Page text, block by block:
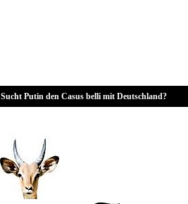
Sucht Putin den Casus belli mit Deutschland?